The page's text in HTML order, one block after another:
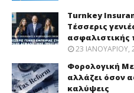
Turnkey
Τέσσερις
ασφαλιστικής
23 ΙΑΝΟΥΑΡΊΟΥ,
Φορολογική
αλλάζει όσον
καλύψεις